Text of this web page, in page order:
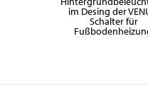
im Desing der
Schalter für